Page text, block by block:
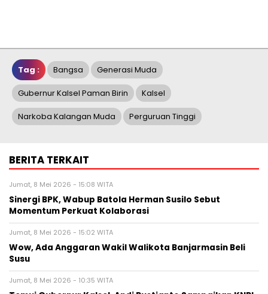
Tag : Bangsa Generasi Muda
Gubernur Kalsel Paman Birin Kalsel
Narkoba Kalangan Muda Perguruan Tinggi
BERITA TERKAIT
Jumat, 8 Mei 2026 - 15:08 WITA
Sinergi BPK, Wabup Batola Herman Susilo Sebut
Momentum Perkuat Kolaborasi
Jumat, 8 Mei 2026 - 15:02 WITA
Wow, Ada Anggaran Wakil Walikota Banjarmasin Beli
Susu
Jumat, 8 Mei 2026 - 10:35 WITA